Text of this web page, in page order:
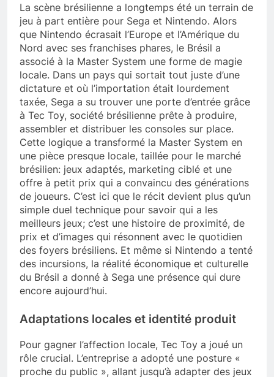
La scène brésilienne a longtemps été un terrain de
jeu à part entière pour Sega et Nintendo. Alors
que Nintendo écrasait l’Europe et l’Amérique du
Nord avec ses franchises phares, le Brésil a
associé à la Master System une forme de magie
locale. Dans un pays qui sortait tout juste d’une
dictature et où l’importation était lourdement
taxée, Sega a su trouver une porte d’entrée grâce
à Tec Toy, société brésilienne prête à produire,
assembler et distribuer les consoles sur place.
Cette logique a transformé la Master System en
une pièce presque locale, taillée pour le marché
brésilien: jeux adaptés, marketing ciblé et une
offre à petit prix qui a convaincu des générations
de joueurs. C’est ici que le récit devient plus qu’un
simple duel technique pour savoir qui a les
meilleurs jeux; c’est une histoire de proximité, de
prix et d’images qui résonnent avec le quotidien
des foyers brésiliens. Et même si Nintendo a tenté
des incursions, la réalité économique et culturelle
du Brésil a donné à Sega une présence qui dure
encore aujourd’hui.
Adaptations locales et identité produit
Pour gagner l’affection locale, Tec Toy a joué un
rôle crucial. L’entreprise a adopté une posture «
proche du public », allant jusqu’à adapter des jeux